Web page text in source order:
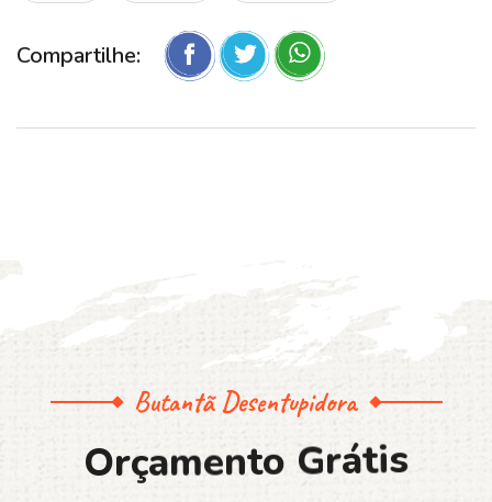
Compartilhe:
Butantã Desentupidora
Orçamento Grátis